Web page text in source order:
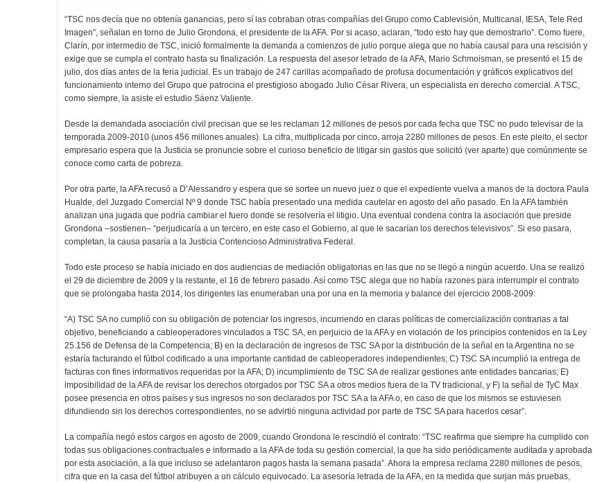
“TSC nos decía que no obtenía ganancias, pero sí las cobraban otras compañías del Grupo como Cablevisión, Multicanal, IESA, Tele Red
Imagen”, señalan en torno de Julio Grondona, el presidente de la AFA. Por si acaso, aclaran, “todo esto hay que demostrarlo”. Como fuere,
Clarín, por intermedio de TSC, inició formalmente la demanda a comienzos de julio porque alega que no había causal para una rescisión y
exige que se cumpla el contrato hasta su finalización. La respuesta del asesor letrado de la AFA, Mario Schmoisman, se presentó el 15 de
julio, dos días antes de la feria judicial. Es un trabajo de 247 carillas acompañado de profusa documentación y gráficos explicativos del
funcionamiento interno del Grupo que patrocina el prestigioso abogado Julio César Rivera, un especialista en derecho comercial. A TSC,
como siempre, la asiste el estudio Sáenz Valiente.
Desde la demandada asociación civil precisan que se les reclaman 12 millones de pesos por cada fecha que TSC no pudo televisar de la
temporada 2009-2010 (unos 456 millones anuales). La cifra, multiplicada por cinco, arroja 2280 millones de pesos. En este pleito, el sector
empresario espera que la Justicia se pronuncie sobre el curioso beneficio de litigar sin gastos que solicitó (ver aparte) que comúnmente se
conoce como carta de pobreza.
Por otra parte, la AFA recusó a D’Alessandro y espera que se sortee un nuevo juez o que el expediente vuelva a manos de la doctora Paula
Hualde, del Juzgado Comercial Nº 9 donde TSC había presentado una medida cautelar en agosto del año pasado. En la AFA también
analizan una jugada que podría cambiar el fuero donde se resolvería el litigio. Una eventual condena contra la asociación que preside
Grondona –sostienen– “perjudicaría a un tercero, en este caso el Gobierno, al que le sacarían los derechos televisivos”. Si eso pasara,
completan, la causa pasaría a la Justicia Contencioso Administrativa Federal.
Todo este proceso se había iniciado en dos audiencias de mediación obligatorias en las que no se llegó a ningún acuerdo. Una se realizó
el 29 de diciembre de 2009 y la restante, el 16 de febrero pasado. Así como TSC alega que no había razones para interrumpir el contrato
que se prolongaba hasta 2014, los dirigentes las enumeraban una por una en la memoria y balance del ejercicio 2008-2009:
“A) TSC SA no cumplió con su obligación de potenciar los ingresos, incurriendo en claras políticas de comercialización contrarias a tal
objetivo, beneficiando a cableoperadores vinculados a TSC SA, en perjuicio de la AFA y en violación de los principios contenidos en la Ley
25.156 de Defensa de la Competencia; B) en la declaración de ingresos de TSC SA por la distribución de la señal en la Argentina no se
estaría facturando el fútbol codificado a una importante cantidad de cableoperadores independientes; C) TSC SA incumplió la entrega de
facturas con fines informativos requeridas por la AFA; D) incumplimiento de TSC SA de realizar gestiones ante entidades bancarias; E)
imposibilidad de la AFA de revisar los derechos otorgados por TSC SA a otros medios fuera de la TV tradicional, y F) la señal de TyC Max
posee presencia en otros países y sus ingresos no son declarados por TSC SA a la AFA o, en caso de que los mismos se estuviesen
difundiendo sin los derechos correspondientes, no se advirtió ninguna actividad por parte de TSC SA para hacerlos cesar”.
La compañía negó estos cargos en agosto de 2009, cuando Grondona le rescindió el contrato: “TSC reafirma que siempre ha cumplido con
todas sus obligaciones contractuales e informado a la AFA de toda su gestión comercial, la que ha sido periódicamente auditada y aprobada
por esta asociación, a la que incluso se adelantaron pagos hasta la semana pasada”. Ahora la empresa reclama 2280 millones de pesos,
cifra que en la casa del fútbol atribuyen a un cálculo equivocado. La asesoría letrada de la AFA, en la medida que surjan más pruebas,